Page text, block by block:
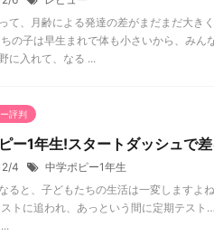
て、月齢による発達の差がまだまだ大き
の子は早生まれで体も小さいから、みん
に入れて、なる ...
評判
ー1年生!スタートダッシュで
4
中学ポピー1年生
ると、子どもたちの生活は一変しますよ
トに追われ、あっという間に定期テス